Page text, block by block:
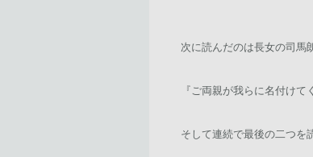
次に読んだのは長女の司馬
『ご両親が我らに名付け
そして連続で最後の二つを